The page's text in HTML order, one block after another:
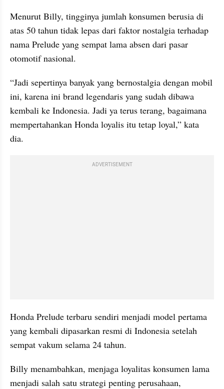
Menurut Billy, tingginya jumlah konsumen berusia di
atas 50 tahun tidak lepas dari faktor nostalgia terhadap
nama Prelude yang sempat lama absen dari pasar
otomotif nasional.
“Jadi sepertinya banyak yang bernostalgia dengan mobil
ini, karena ini brand legendaris yang sudah dibawa
kembali ke Indonesia. Jadi ya terus terang, bagaimana
mempertahankan Honda loyalis itu tetap loyal,” kata
dia.
ADVERTISEMENT
Honda Prelude terbaru sendiri menjadi model pertama
yang kembali dipasarkan resmi di Indonesia setelah
sempat vakum selama 24 tahun.
Billy menambahkan, menjaga loyalitas konsumen lama
menjadi salah satu strategi penting perusahaan,